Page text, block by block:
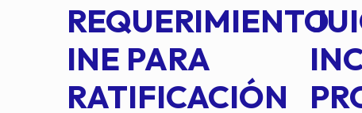
REQUERIMIENTO
INE PARA
RATIFICACIÓN